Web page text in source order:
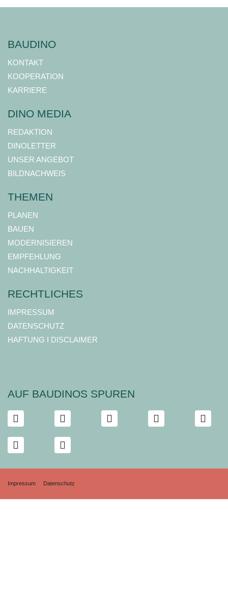
BAUDINO
KONTAKT
KOOPERATION
KARRIERE
DINO MEDIA
REDAKTION
DINOLETTER
UNSER ANGEBOT
BILDNACHWEIS
THEMEN
PLANEN
BAUEN
MODERNISIEREN
EMPFEHLUNG
NACHHALTIGKEIT
RECHTLICHES
IMPRESSUM
DATENSCHUTZ
HAFTUNG I DISCLAIMER
AUF BAUDINOS SPUREN
Impressum Datenschutz